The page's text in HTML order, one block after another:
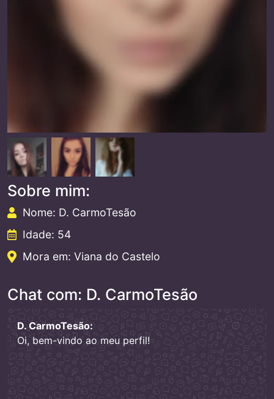
Sobre mim:
Nome: D. CarmoTesão
Idade: 54
Mora em: Viana do Castelo
Chat com: D. CarmoTesão
D. CarmoTesão:
Oi, bem-vindo ao meu perfil!